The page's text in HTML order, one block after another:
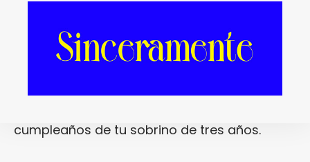
Magictapesy que, en definitiva, hasta
nos hacía gracia que saliera al escenario a
cumpleaños de tu sobrino de tres años.